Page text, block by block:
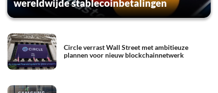
wereldwijde stablecoinbetalingen
Circle verrast Wall Street met ambitieuze
plannen voor nieuw blockchainnetwerk